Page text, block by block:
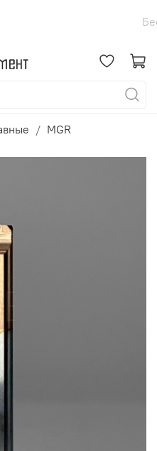
от 15 000р
MGR